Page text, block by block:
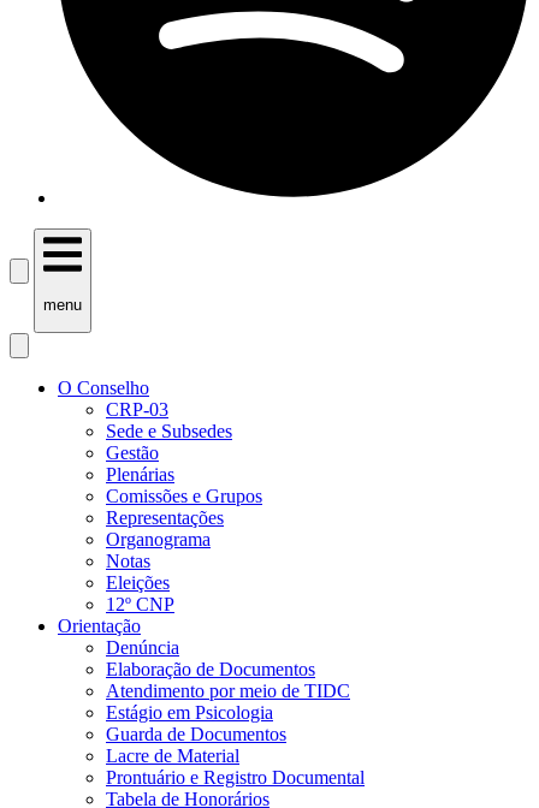
menu
O Conselho
CRP-03
Sede e Subsedes
Gestão
Plenárias
Comissões e Grupos
Representações
Organograma
Notas
Eleições
12º CNP
Orientação
Denúncia
Elaboração de Documentos
Atendimento por meio de TIDC
Estágio em Psicologia
Guarda de Documentos
Lacre de Material
Prontuário e Registro Documental
Tabela de Honorários